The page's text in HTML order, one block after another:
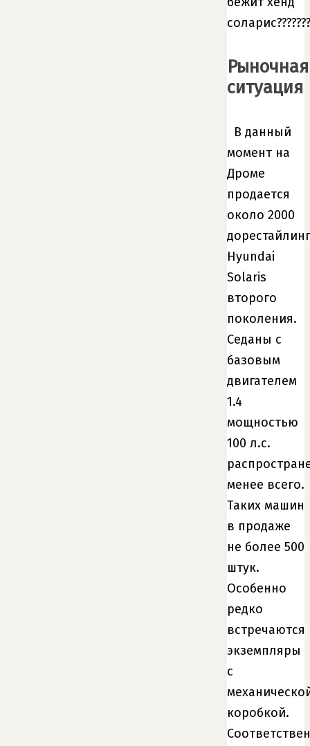
Рыночная
ситуация
В данный
момент на
Дроме
продается
около 2000
Hyundai
Solaris
второго
поколения.
Седаны с
базовым
двигателем
1.4
мощностью
100 л.с.
менее всего.
Таких машин
в продаже
не более 500
штук.
Особенно
редко
встречаются
экземпляры
с
коробкой.